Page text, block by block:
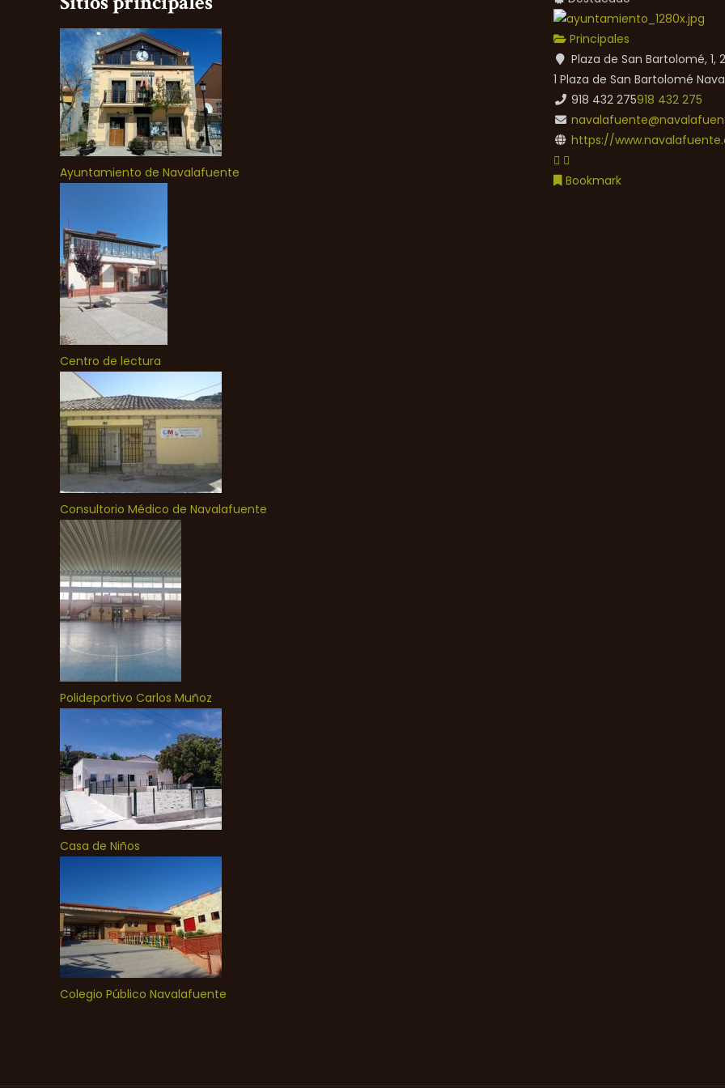
Ayuntamiento de Navalafuente
Centro de lectura
Consultorio Médico de Navalafuente
Polideportivo Carlos Muñoz
Casa de Niños
Colegio Público Navalafuente
Principales
Plaza de San Bartolomé,
1 Plaza de San Bartolomé
918 432 275918 432 275
https://
Bookmark